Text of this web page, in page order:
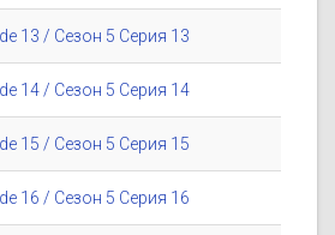
13 / Сезон 5 Серия 13
14 / Сезон 5 Серия 14
15 / Сезон 5 Серия 15
16 / Сезон 5 Серия 16